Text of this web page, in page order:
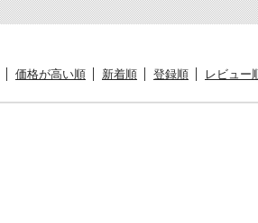
価格が高い順 新着順 登録順 レビュー